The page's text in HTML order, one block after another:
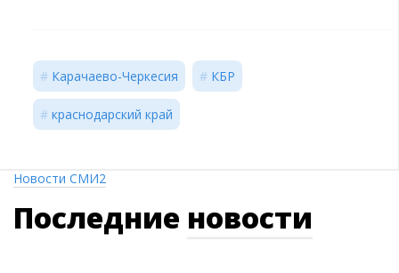
Карачаево-Черкесия КБР
краснодарский край
Новости СМИ2
Последние новости